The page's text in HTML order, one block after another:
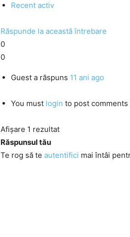
Recent activ
Răspunde la această întrebare
0
0
Guest a răspuns 11 ani ago
You must login to post comments
Afișare 1 rezultat
Răspunsul tău
Te rog să te autentifici mai întâi